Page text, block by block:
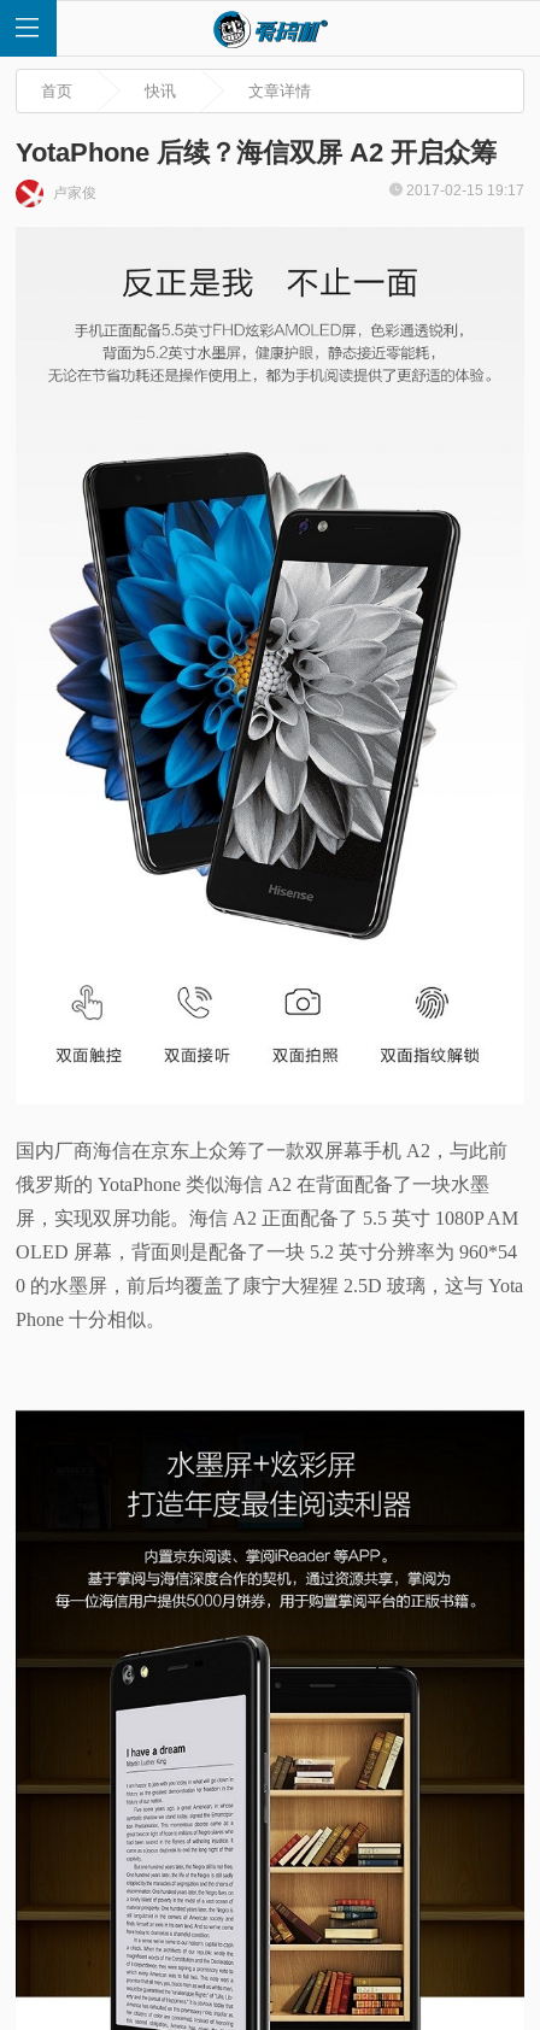
首页 快讯 文章详情
YotaPhone 后续？海信双屏 A2 开启众筹
卢家俊 2017-02-15 19:17
国内厂商海信在京东上众筹了一款双屏幕手机 A2，与此前
俄罗斯的 YotaPhone 类似海信 A2 在背面配备了一块水墨
屏，实现双屏功能。海信 A2 正面配备了 5.5 英寸 1080P AM
OLED 屏幕，背面则是配备了一块 5.2 英寸分辨率为 960*54
0 的水墨屏，前后均覆盖了康宁大猩猩 2.5D 玻璃，这与 Yota
Phone 十分相似。